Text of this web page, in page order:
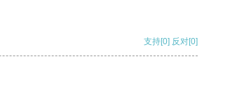
支持[0] 反对[0]